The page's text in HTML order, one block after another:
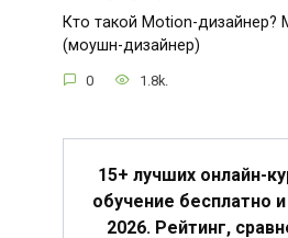
Кто такой Motion-дизайнер?
(моушн-дизайнер)
0 1.8k.
15+ лучших онлайн-
обучение бесплатно
2026. Рейтинг,